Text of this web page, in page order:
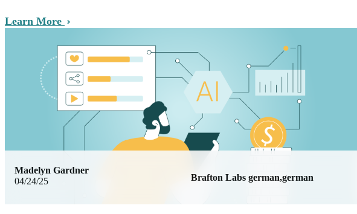
Learn More
04/24/25 Brafton Labs german,german
Madelyn Gardner